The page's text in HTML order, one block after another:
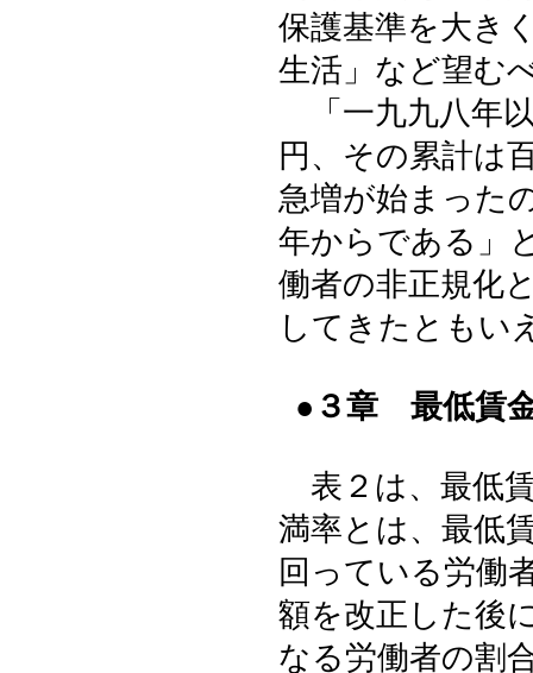
保護基準を大き
生活」など望む
「一九九八年
円、その累計は
急増が始まった
年からである」
働者の非正規化
してきたともい
●３章 最低賃
表２は、最低
満率とは、最低
回っている労働
額を改正した後
なる労働者の割